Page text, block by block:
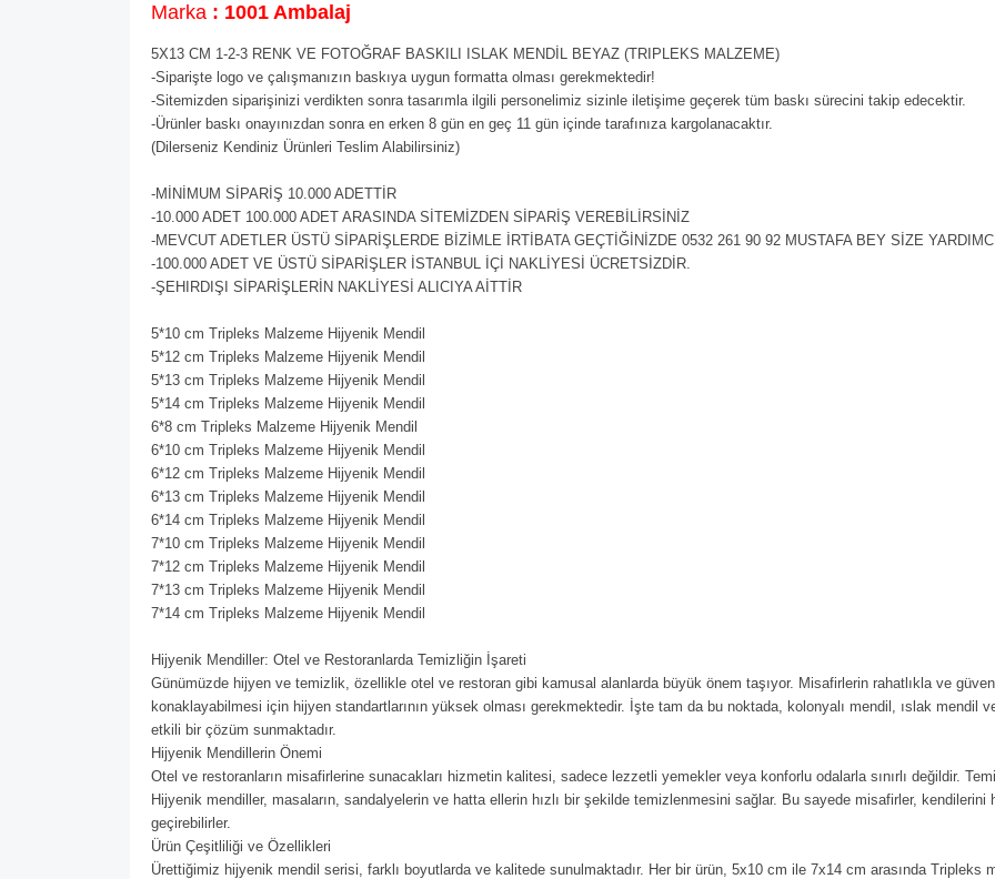
Marka : 1001 Ambalaj
5X13 CM 1-2-3 RENK VE FOTOĞRAF BASKILI ISLAK MENDİL BEYAZ (TRIPLEKS MALZEME)
-Siparişte logo ve çalışmanızın baskıya uygun formatta olması gerekmektedir!
-Sitemizden siparişinizi verdikten sonra tasarımla ilgili personelimiz sizinle iletişime geçerek tüm baskı sürecini takip edecektir.
-Ürünler baskı onayınızdan sonra en erken 8 gün en geç 11 gün içinde tarafınıza kargolanacaktır.
(Dilerseniz Kendiniz Ürünleri Teslim Alabilirsiniz)
-MİNİMUM SİPARİŞ 10.000 ADETTİR
-10.000 ADET 100.000 ADET ARASINDA SİTEMİZDEN SİPARİŞ VEREBİLİRSİNİZ
-MEVCUT ADETLER ÜSTÜ SİPARİŞLERDE BİZİMLE İRTİBATA GEÇTİĞİNİZDE 0532 261 90 92 MUSTAFA BEY SİZE
-100.000 ADET VE ÜSTÜ SİPARİŞLER İSTANBUL İÇİ NAKLİYESİ ÜCRETSİZDİR.
-ŞEHIRDIŞI SİPARİŞLERİN NAKLİYESİ ALICIYA AİTTİR
5*10 cm Tripleks Malzeme Hijyenik Mendil
5*12 cm Tripleks Malzeme Hijyenik Mendil
5*13 cm Tripleks Malzeme Hijyenik Mendil
5*14 cm Tripleks Malzeme Hijyenik Mendil
6*8 cm Tripleks Malzeme Hijyenik Mendil
6*10 cm Tripleks Malzeme Hijyenik Mendil
6*12 cm Tripleks Malzeme Hijyenik Mendil
6*13 cm Tripleks Malzeme Hijyenik Mendil
6*14 cm Tripleks Malzeme Hijyenik Mendil
7*10 cm Tripleks Malzeme Hijyenik Mendil
7*12 cm Tripleks Malzeme Hijyenik Mendil
7*13 cm Tripleks Malzeme Hijyenik Mendil
7*14 cm Tripleks Malzeme Hijyenik Mendil
Hijyenik Mendiller: Otel ve Restoranlarda Temizliğin İşareti
Günümüzde hijyen ve temizlik, özellikle otel ve restoran gibi kamusal alanlarda büyük önem taşıyor. Misafirlerin rahatlıkla ve
konaklayabilmesi için hijyen standartlarının yüksek olması gerekmektedir. İşte tam da bu noktada, kolonyalı mendil, ıslak mendil
etkili bir çözüm sunmaktadır.
Hijyenik Mendillerin Önemi
Otel ve restoranların misafirlerine sunacakları hizmetin kalitesi, sadece lezzetli yemekler veya konforlu odalarla sınırlı değildir.
Hijyenik mendiller, masaların, sandalyelerin ve hatta ellerin hızlı bir şekilde temizlenmesini sağlar. Bu sayede misafirler,
geçirebilirler.
Ürün Çeşitliliği ve Özellikleri
Ürettiğimiz hijyenik mendil serisi, farklı boyutlarda ve kalitede sunulmaktadır. Her bir ürün, 5x10 cm ile 7x14 cm arasında Tripleks